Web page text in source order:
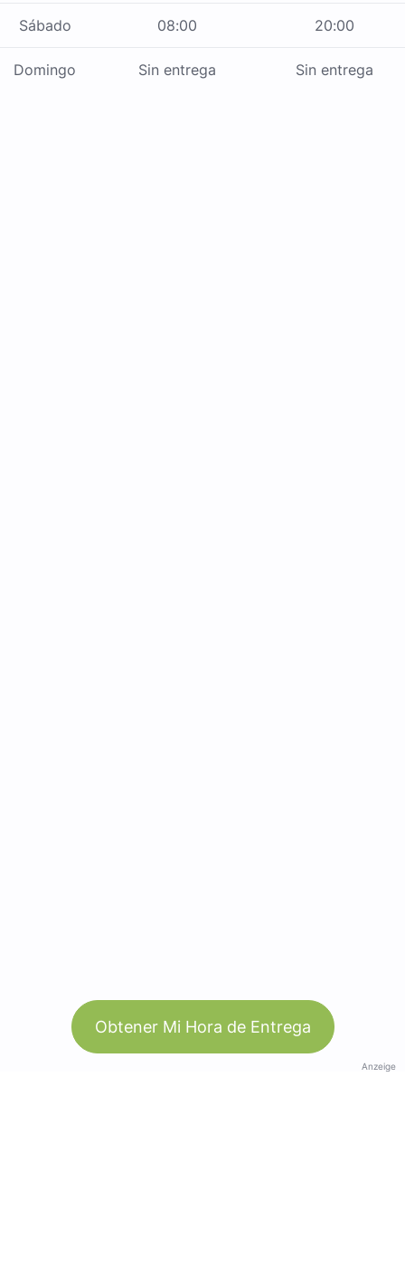
Sábado 08:00 20:00
Domingo Sin entrega Sin entrega
Obtener Mi Hora de Entrega
Anzeige